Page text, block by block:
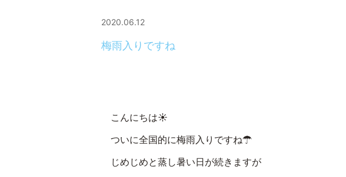
2020.06.12
梅雨入りですね
こんにちは☀
ついに全国的に梅雨入りですね☂
じめじめと蒸し暑い日が続きますが